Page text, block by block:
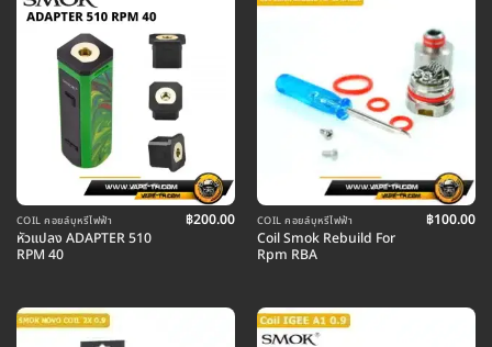
COIL คอยล์บุหรี่ไฟฟ้า
หัวแปลง ADAPTER 510
RPM 40
฿200.00 COIL คอยล์บุหรี่ไฟฟ้า
Coil Smok Rebuild For
Rpm RBA
฿100.00